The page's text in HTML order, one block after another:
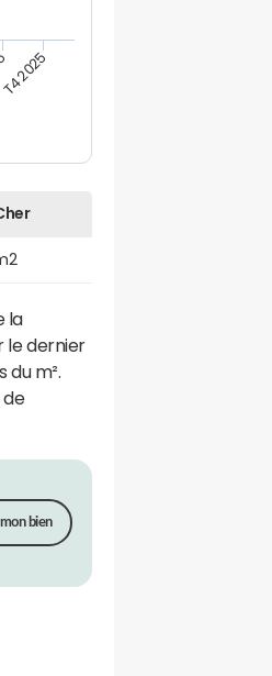
T4 2025
la
le dernier
m².
de
bien